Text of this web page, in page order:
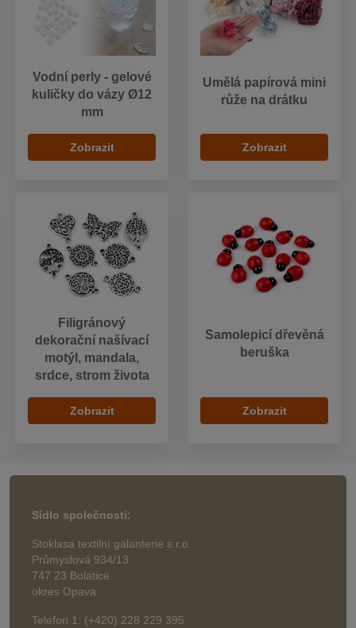
Vodní perly - gelové
kuličky do vázy Ø12
mm
Zobrazit
Umělá papírová mini
růže na drátku
Zobrazit
Filigránový
dekorační našívací
motýl, mandala,
srdce, strom života
Zobrazit
Samolepicí dřevěná
beruška
Zobrazit
Sídlo společnosti:
Stoklasa textilní galanterie s.r.o.
Průmyslová 934/13
747 23 Bolatice
okres Opava
Telefon 1: (+420) 228 229 395